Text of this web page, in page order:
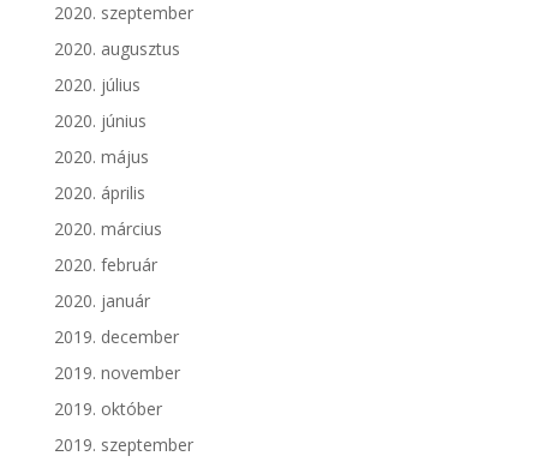
2020. szeptember
2020. augusztus
2020. július
2020. június
2020. május
2020. április
2020. március
2020. február
2020. január
2019. december
2019. november
2019. október
2019. szeptember